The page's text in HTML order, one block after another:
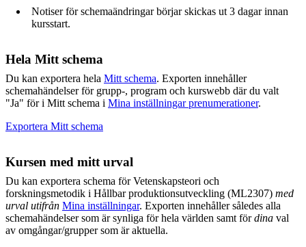
Notiser för schemaändringar börjar skickas ut 3 dagar innan
kursstart.
Hela Mitt schema
Du kan exportera hela Mitt schema. Exporten innehåller
schemahändelser för grupp-, program och kurswebb där du valt
"Ja" för i Mitt schema i Mina inställningar prenumerationer.
Exportera Mitt schema
Kursen med mitt urval
Du kan exportera schema för Vetenskapsteori och
forskningsmetodik i Hållbar produktionsutveckling (ML2307) med
urval utifrån Mina inställningar. Exporten innehåller således alla
schemahändelser som är synliga för hela världen samt fördina val
av omgångar/grupper som är aktuella.